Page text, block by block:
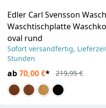
Edler Carl Svensson
Waschtischplatte
oval rund
Sofort versandfertig,
Stunden
ab70,00 €* 219,95 €